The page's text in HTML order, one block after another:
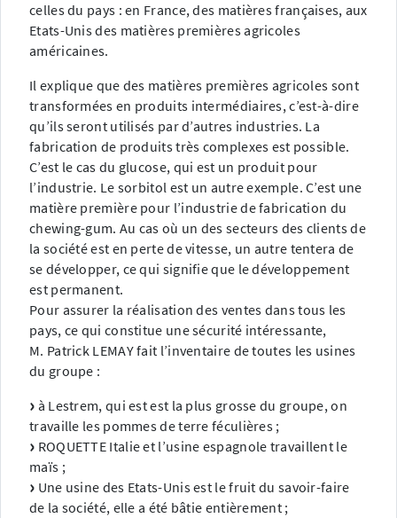
celles du pays : en France, des matières françaises, aux
Etats-Unis des matières premières agricoles
américaines.
Il explique que des matières premières agricoles sont
transformées en produits intermédiaires, c’est-à-dire
qu’ils seront utilisés par d’autres industries. La
fabrication de produits très complexes est possible.
C’est le cas du glucose, qui est un produit pour
l’industrie. Le sorbitol est un autre exemple. C’est une
matière première pour l’industrie de fabrication du
chewing-gum. Au cas où un des secteurs des clients de
la société est en perte de vitesse, un autre tentera de
se développer, ce qui signifie que le développement
est permanent.
Pour assurer la réalisation des ventes dans tous les
pays, ce qui constitue une sécurité intéressante,
M. Patrick LEMAY fait l’inventaire de toutes les usines
du groupe :
à Lestrem, qui est est la plus grosse du groupe, on
travaille les pommes de terre féculières ;
ROQUETTE Italie et l’usine espagnole travaillent le
maïs ;
Une usine des Etats-Unis est le fruit du savoir-faire
de la société, elle a été bâtie entièrement ;